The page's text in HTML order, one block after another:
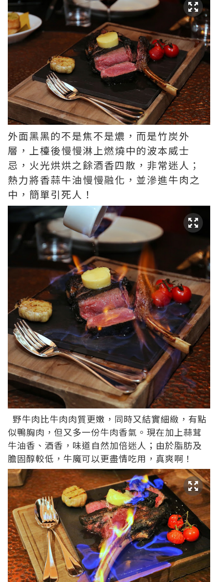
外面黑黑的不是焦不是燶，而是竹炭外
層，上檯後慢慢淋上燃燒中的波本威士
忌，火光烘烘之餘酒香四散，非常迷人；
熱力將香蒜牛油慢慢融化，並滲進牛肉之
中，簡單引死人！
野牛肉比牛肉肉質更嫩，同時又結實細緻，有點
似鴨胸肉，但又多一份牛肉香氣。現在加上蒜茸
牛油香、酒香，味道自然加倍迷人；由於脂肪及
膽固醇較低，牛魔可以更盡情吃用，真爽啊！